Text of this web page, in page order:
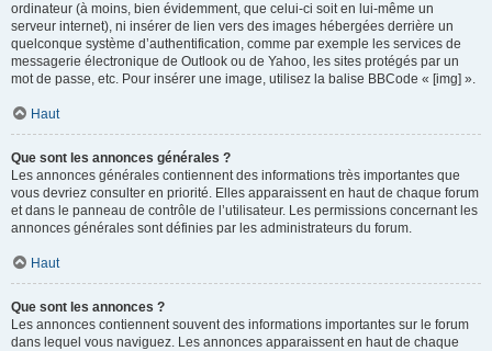
ordinateur (à moins, bien évidemment, que celui-ci soit en lui-même un
serveur internet), ni insérer de lien vers des images hébergées derrière un
quelconque système d’authentification, comme par exemple les services de
messagerie électronique de Outlook ou de Yahoo, les sites protégés par un
mot de passe, etc. Pour insérer une image, utilisez la balise BBCode « [img] ».
Haut
Que sont les annonces générales ?
Les annonces générales contiennent des informations très importantes que
vous devriez consulter en priorité. Elles apparaissent en haut de chaque forum
et dans le panneau de contrôle de l’utilisateur. Les permissions concernant les
annonces générales sont définies par les administrateurs du forum.
Haut
Que sont les annonces ?
Les annonces contiennent souvent des informations importantes sur le forum
dans lequel vous naviguez. Les annonces apparaissent en haut de chaque